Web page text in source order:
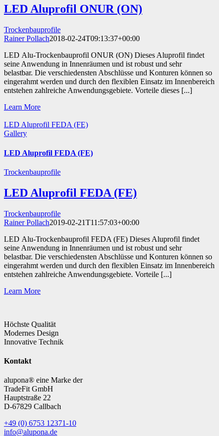
LED Aluprofil ONUR (ON)
Trockenbauprofile
Rainer Pollach2018-02-24T09:13:37+00:00
LED Alu-Trockenbauprofil ONUR (ON) Dieses Aluprofil findet
seine Anwendung in Innenräumen und ist robust und sehr
belastbar. Die verschiedensten Abschlüsse und Konturen können so
eingerahmt werden und durch den flexiblen Einsatz im Innenbereich
entstehen zahlreiche Anwendungsgebiete. Vorteile dieses [...]
Learn More
LED Aluprofil FEDA (FE)
Gallery
LED Aluprofil FEDA (FE)
Trockenbauprofile
LED Aluprofil FEDA (FE)
Trockenbauprofile
Rainer Pollach2019-02-21T11:57:03+00:00
LED Alu-Trockenbauprofil FEDA (FE) Dieses Aluprofil findet
seine Anwendung in Innenräumen und ist robust und sehr
belastbar. Die verschiedensten Abschlüsse und Konturen können so
eingerahmt werden und durch den flexiblen Einsatz im Innenbereich
entstehen zahlreiche Anwendungsgebiete. Vorteile [...]
Learn More
Höchste Qualität
Modernes Design
Innovative Technik
Kontakt
alupona® eine Marke der
TradeFit GmbH
Hauptstraße 22
D-67829 Callbach
+49 (0) 6753 12371-10
info@alupona.de